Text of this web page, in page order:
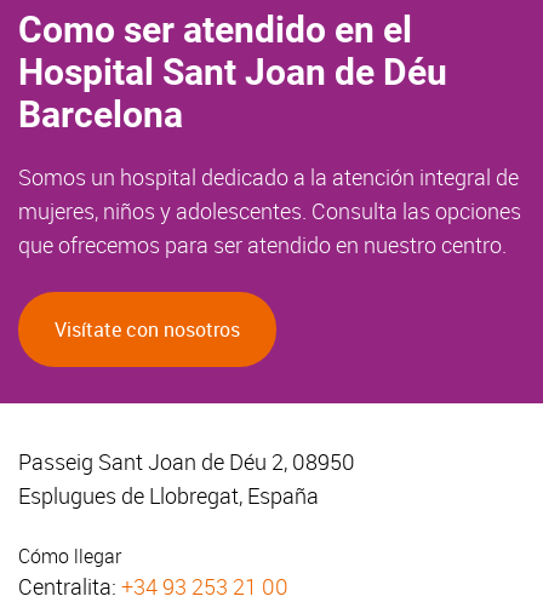
Como ser atendido en el
Hospital Sant Joan de Déu
Barcelona
Somos un hospital dedicado a la atención integral de
mujeres, niños y adolescentes. Consulta las opciones
que ofrecemos para ser atendido en nuestro centro.
Visítate con nosotros
Passeig Sant Joan de Déu 2, 08950
Esplugues de Llobregat, España
Cómo llegar
Centralita: +34 93 253 21 00